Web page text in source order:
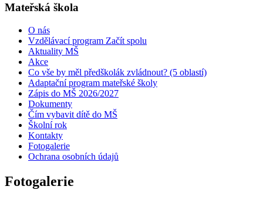
Mateřská škola
O nás
Vzdělávací program Začít spolu
Aktuality MŠ
Akce
Co vše by měl předškolák zvládnout? (5 oblastí)
Adaptační program mateřské školy
Zápis do MŠ 2026/2027
Dokumenty
Čím vybavit dítě do MŠ
Školní rok
Kontakty
Fotogalerie
Ochrana osobních údajů
Fotogalerie